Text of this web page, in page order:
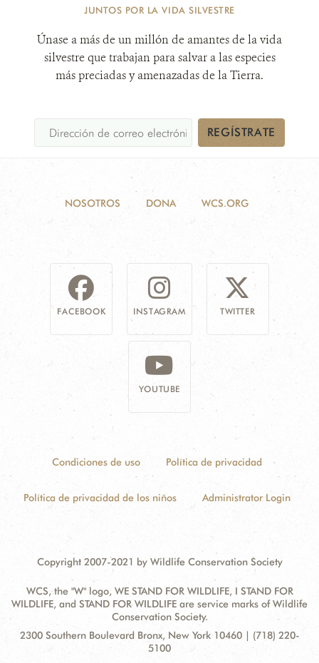
JUNTOS POR LA VIDA SILVESTRE
Únase a más de un millón de amantes de la vida
silvestre que trabajan para salvar a las especies
más preciadas y amenazadas de la Tierra.
REGÍSTRATE
NOSOTROS DONA WCS.ORG
FACEBOOK INSTAGRAM TWITTER
YOUTUBE
Condiciones de uso Política de privacidad
Política de privacidad de los niños Administrator Login
Copyright 2007-2021 by Wildlife Conservation Society
WCS, the "W" logo, WE STAND FOR WILDLIFE, I STAND FOR
WILDLIFE, and STAND FOR WILDLIFE are service marks of Wildlife
Conservation Society.
Contact
Address:
2300 Southern Boulevard Bronx, New York 10460 | (718) 220-
5100